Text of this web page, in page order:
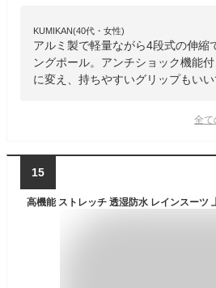
KUMIKAN(40代・女性)
アルミ製で軽量ながら4段式の伸縮
ングポール。アンチショック機能
に変え、持ちやすいグリップもい
全て
15